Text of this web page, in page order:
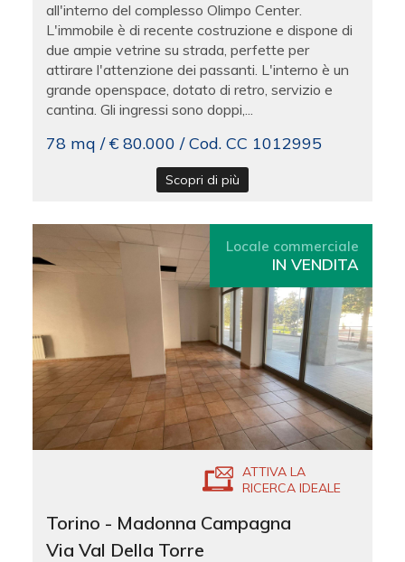
all'interno del complesso Olimpo Center.
L'immobile è di recente costruzione e dispone di
due ampie vetrine su strada, perfette per
attirare l'attenzione dei passanti. L'interno è un
grande openspace, dotato di retro, servizio e
cantina. Gli ingressi sono doppi,...
78 mq / € 80.000 / Cod. CC 1012995
Scopri di più
Locale commerciale
IN VENDITA
ATTIVA LA
RICERCA IDEALE
Torino - Madonna Campagna
Via Val Della Torre